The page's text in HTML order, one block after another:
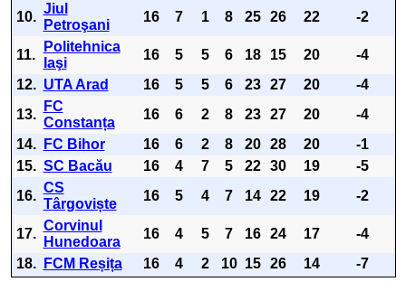
10.
Jiul
Petroşani
16 7 1 8 25 26 22 -2
11.
Politehnica
Iaşi
16 5 5 6 18 15 20
-4
12. UTA Arad 16 5 5 6 23 27 20
-4
13.
FC
Constanța
16 6 2 8 23 27 20
-4
14.
FC Bihor 16 6 2 8 20 28 20
-1
15. SC Bacău 16 4 7 5 22 30 19
-5
16.
CS
Târgoviște
16 5 4 7 14 22 19 -2
17.
Corvinul
Hunedoara
16 4 5 7 16 24 17
-4
18.
FCM Reșița 16 4 2 10 15 26 14 -7